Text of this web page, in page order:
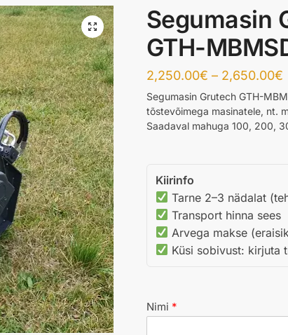
Segumasin
GTH-
2,250.00€ – 2,650.00€
Segumasin Grutech GTH-
tõstevõimega masinatele, nt.
Saadaval mahuga 100, 200,
Kiirinfo
Tarne 2–3 nädalat
Transport hinna sees
Arvega makse
Küsi sobivust: kirjuta
Nimi *